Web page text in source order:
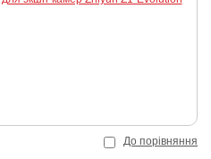
До порівняння